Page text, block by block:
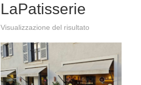
LaPatisserie
Visualizzazione del risultato